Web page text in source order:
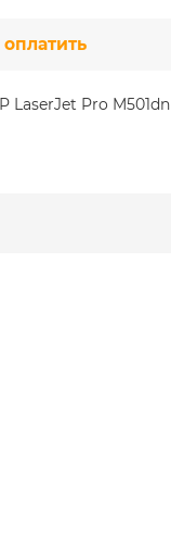
оплатить
LaserJet Pro M501dn